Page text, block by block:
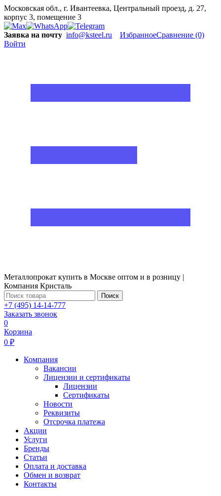
Московская обл., г. Ивантеевка, Центральный проезд, д. 27,
корпус 3, помещение 3
Заявка на почту info@ksteel.ru ИзбранноеСравнение (0)
Войти
Металлопрокат купить в Москве оптом и в розницу |
Компания Кристаль
Поиск
+7 (495) 14-14-777
Заказать звонок
0
Корзина
0 ₽
Компания
Вакансии
Лицензии и сертификаты
Лицензии
Сертификаты
Новости
Реквизиты
Отсрочка платежа
Акции
Услуги
Бренды
Статьи
Оплата и доставка
Обмен и возврат
Контакты